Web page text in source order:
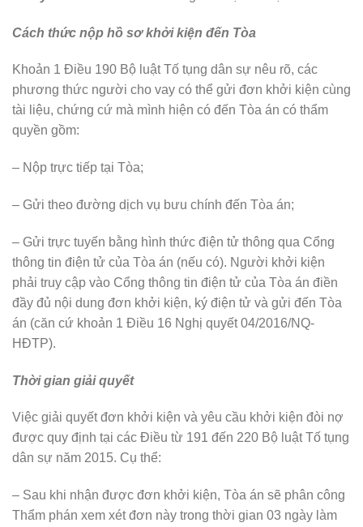
Cách thức nộp hồ sơ khởi kiện đến Tòa
Khoản 1 Điều 190 Bộ luật Tố tụng dân sự nêu rõ, các
phương thức người cho vay có thể gửi đơn khởi kiện cùng
tài liệu, chứng cứ mà mình hiện có đến Tòa án có thẩm
quyền gồm:
– Nộp trực tiếp tại Tòa;
– Gửi theo đường dịch vụ bưu chính đến Tòa án;
– Gửi trực tuyến bằng hình thức điện tử thông qua Cổng
thông tin điện tử của Tòa án (nếu có). Người khởi kiện
phải truy cập vào Cổng thông tin điện tử của Tòa án điền
đầy đủ nội dung đơn khởi kiện, ký điện tử và gửi đến Tòa
án (căn cứ khoản 1 Điều 16 Nghị quyết 04/2016/NQ-
HĐTP).
Thời gian giải quyết
Việc giải quyết đơn khởi kiện và yêu cầu khởi kiện đòi nợ
được quy định tại các Điều từ 191 đến 220 Bộ luật Tố tụng
dân sự năm 2015. Cụ thể:
– Sau khi nhận được đơn khởi kiện, Tòa án sẽ phân công
Thẩm phán xem xét đơn này trong thời gian 03 ngày làm